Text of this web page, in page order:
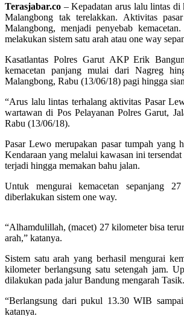
Terasjabar.co – Kepadatan arus lalu lintas di
Malangbong tak terelakkan. Aktivitas
Malangbong, menjadi penyebab
melakukan sistem satu arah atau one way
Kasatlantas Polres Garut AKP Erik
kemacetan panjang mulai dari Nagreg
Malangbong, Rabu (13/06/18) pagi hingga
“Arus lalu lintas terhalang aktivitas Pasar
wartawan di Pos Pelayanan Polres Garut,
Rabu (13/06/18).
Pasar Lewo merupakan pasar tumpah yang
Kendaraan yang melalui kawasan ini
terjadi hingga memakan bahu jalan.
Untuk mengurai kemacetan sepanjang
diberlakukan sistem one way.
“Alhamdulillah, (macet) 27 kilometer bisa
arah,” katanya.
Sistem satu arah yang berhasil mengurai
kilometer berlangsung satu setengah jam.
dilakukan pada jalur Bandung mengarah Tasik.
“Berlangsung dari pukul 13.30 WIB
katanya.